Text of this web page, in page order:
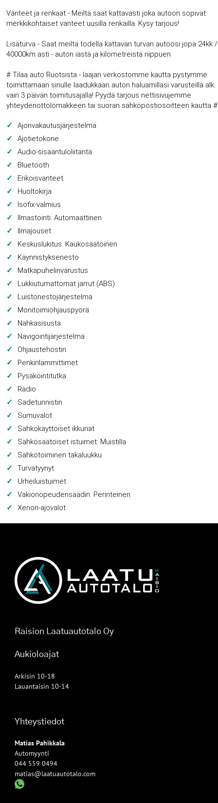
Vanteet ja renkaat - Meiltä saat kattavasti joka autoon sopivat
merkkikohtaiset vanteet uusilla renkailla. Kysy tarjous!
Lisäturva - Saat meiltä todella kattavan turvan autoosi jopa 24kk /
40000km asti - auton iästä ja kilometreistä riippuen
# Tilaa auto Ruotsista - laajan verkostomme kautta pystymme
toimittamaan sinulle laadukkaan auton haluamillasi varusteilla alk.
vain 3 päivän toimitusajalla! Pyydä tarjous nettisivujemme
yhteydenottolomakkeen tai suoran sähköpostiosoitteen kautta #
Ajonvakautusjärjestelmä
Ajotietokone
Audio-sisääntuloliitäntä
Bluetooth
Erikoisvanteet
Huoltokirja
Isofix-valmius
Ilmastointi: Automaattinen
Ilmajouset
Keskuslukitus: Kaukosäätöinen
Käynnistyksenesto
Matkapuhelinvarustus
Lukkiutumattomat jarrut (ABS)
Luistonestojärjestelmä
Monitoimiohjauspyörä
Nahkasisusta
Navigointijärjestelmä
Ohjaustehostin
Penkinlämmittimet
Pysäköintitutka
Radio
Sadetunnistin
Sumuvalot
Sähkökäyttöiset ikkunat
Sähkösäätöiset istuimet: Muistilla
Sähkötoiminen takaluukku
Turvatyynyt
Urheiluistuimet
Vakionopeudensäädin: Perinteinen
Xenon-ajovalot
Raision Laatuautotalo Oy
Aukioloajat
Arkisin 10-18
Lauantaisin 10-14
Yhteystiedot
Matias Pahikkala
Automyynti
044 559 0494
matias@laatuautotalo.com